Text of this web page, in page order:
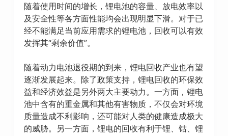
随着使用时间的增长，锂电池的容量、放电效率以
及安全性等各方面性能均会出现明显下滑。对于已
经不能满足当前应用需求的锂电池，回收可以有效
发挥其“剩余价值”。
随着动力电池退役期的到来，锂电回收产业也有望
逐渐发展起来。除了政策支持，锂电回收的环保效
益和经济效益是另外两大主要动力。一方面，锂电
池中含有的重金属和其他有害物质，不仅会对环境
质量造成不利影响，还可能对人类的健康造成极大
的威胁。另一方面，锂电的回收有利于锂、钴、锂